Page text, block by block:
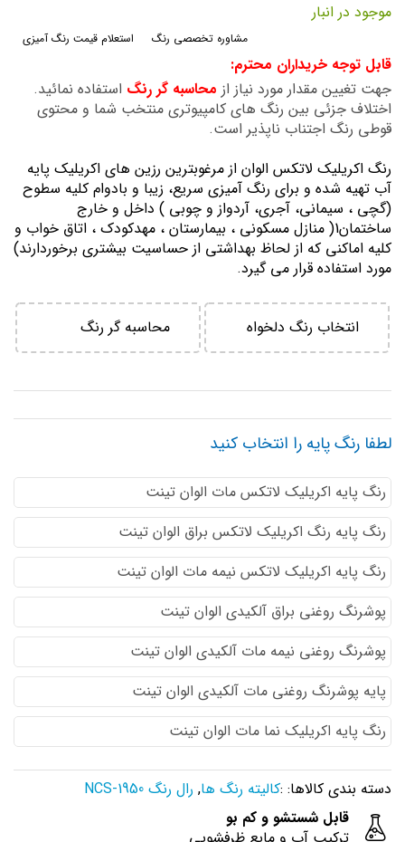
ابتدای
گالری
موجود در انبار
استعلام قیمت رنگ آمیزی مشاوره تخصصی رنگ
قابل توجه خریداران محترم:
جهت تغیین مقدار مورد نیاز از محاسبه گر رنگ استفاده نمائید.
اختلاف جزئی بین رنگ های کامپیوتری منتخب شما و محتوی
قوطی رنگ اجتناب ناپذیر است.
رنگ اكريليك لاتكس الوان از مرغوبترين رزين هاي اكريليك پايه
آب تهيه شده و برای رنگ آمیزی سریع، زیبا و بادوام کلیه سطوح
(گچی ، سیمانی، آجری، آردواز و چوبی ) داخل و خارج
ساختمان1( منازل مسكوني ، بيمارستان ، مهدكودك ، اتاق خواب و
كليه اماكني كه از لحاظ بهداشتي از حساسيت بيشتري برخوردارند)
مورد استفاده قرار می گیرد.
انتخاب رنگ دلخواه محاسبه گر رنگ
لطفا رنگ پایه را انتخاب کنید
رنگ پایه اكريليك لاتكس مات الوان تینت
رنگ پایه رنگ اكريليك لاتكس براق الوان تینت
رنگ پایه اكريليك لاتكس نيمه مات الوان تینت
پوشرنگ روغنی براق آلکیدی الوان تینت
پوشرنگ روغنی نیمه مات آلکیدی الوان تینت
پایه پوشرنگ روغنی مات آلکیدی الوان تینت
رنگ پایه اکریلیک نما مات الوان تینت
دسته بندی کالاها: :کالیته رنگ ها, رال رنگ NCS-1950
قابل شستشو و کم بو